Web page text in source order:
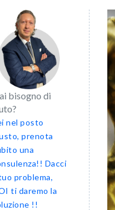
bisogno di
nel posto
prenota
una
Dacci
problema,
ti daremo la
!!